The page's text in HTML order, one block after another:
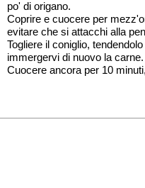
po' di origano.
Coprire e cuocere per
evitare che si attacchi alla
Togliere il coniglio,
immergervi di nuovo la carne.
Cuocere ancora per 10